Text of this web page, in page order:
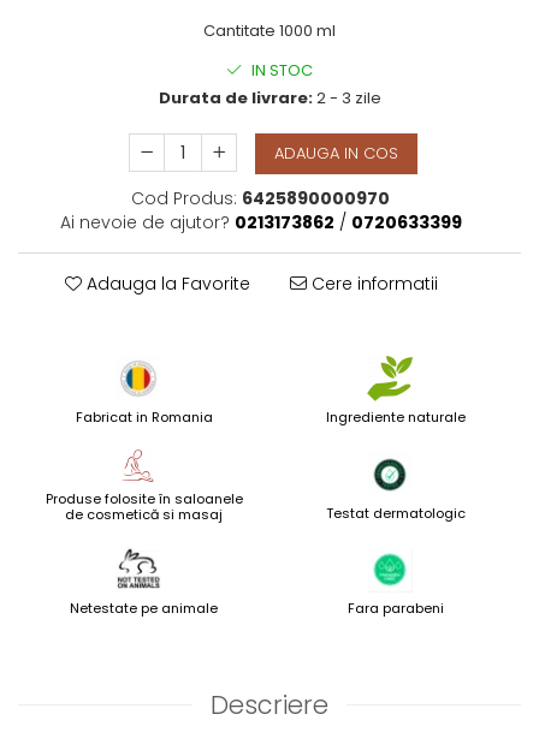
Cantitate 1000 ml
IN STOC
Durata de livrare:2 - 3 zile
ADAUGA IN COS
Cod Produs: 6425890000970
Ai nevoie de ajutor? 0213173862 / 0720633399
Adauga la Favorite Cere informatii
Fabricat in Romania Ingrediente naturale
Produse folosite în saloanele
de cosmetică si masaj
Testat dermatologic
Netestate pe animale Fara parabeni
Descriere